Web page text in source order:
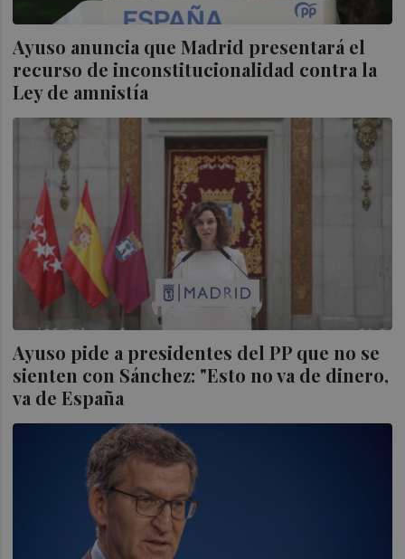
Ayuso anuncia que Madrid presentará el
recurso de inconstitucionalidad contra la
Ley de amnistía
Ayuso pide a presidentes del PP que no se
sienten con Sánchez: "Esto no va de dinero,
va de España